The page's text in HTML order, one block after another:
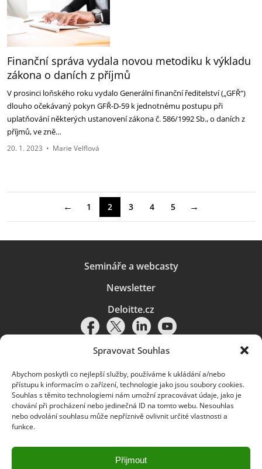
Spravovat Souhlas
Abychom poskytli co nejlepší služby, používáme k ukládání a/nebo
přístupu k informacím o zařízení, technologie jako jsou soubory cookies.
Souhlas s těmito technologiemi nám umožní zpracovávat údaje, jako je
chování při procházení nebo jedinečná ID na tomto webu. Nesouhlas
nebo odvolání souhlasu může nepříznivě ovlivnit určité vlastnosti a
funkce.
Přijmout
Finanční správa vydala novou metodiku k výkladu
zákona o daních z příjmů
V prosinci loňského roku vydalo Generální finanční ředitelství („GFŘ“)
dlouho očekávaný pokyn GFŘ-D-59 k jednotnému postupu při
uplatňování některých ustanovení zákona č. 586/1992 Sb., o daních z
příjmů, ve zně…
20. 1. 2023 • Marie Velflová
← 1 2 3 4 5 →
Semináře a webcasty
Newsletter
Deloitte.cz
Pravidla používání|Ochrana osobních údajů|Soubory cookies |
Deloitte.cz
© 2026. Více informací najdete vPravidlech používání.
Deloitte označuje jednu či více společností globální sítě členských
a přidružené subjekty (souhrnně „organizace Deloitte“). Společnost DTTL
(rovněž označovaná jako „Deloitte Global“) a každá z jejích členských
společností a jejich přidružených subjektů je samostatným a nezávislým